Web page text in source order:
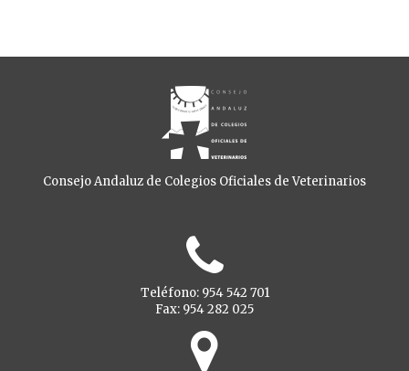
Consejo Andaluz de Colegios Oficiales de Veterinarios
Teléfono: 954 542 701
Fax: 954 282 025